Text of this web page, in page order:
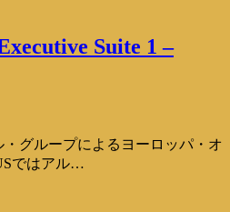
Suite 1 –
グループによるヨーロッパ・オ
ではアル…